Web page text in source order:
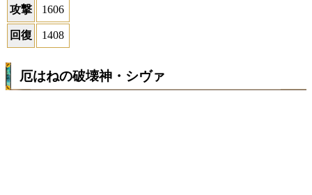
攻撃 1606
回復 1408
厄はねの破壊神・シヴァ